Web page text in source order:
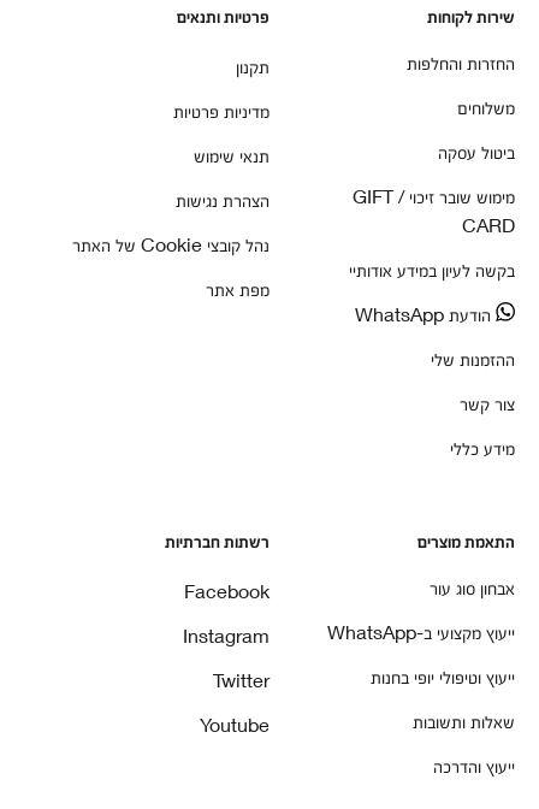
שירות לקוחות
החזרות והחלפות
משלוחים
ביטול עסקה
מימוש שובר זיכוי / GIFT
CARD
בקשה לעיון במידע אודותיי
הודעת WhatsApp
ההזמנות שלי
צור קשר
מידע כללי
פרטיות ותנאים
תקנון
מדיניות פרטיות
תנאי שימוש
הצהרת נגישות
נהל קובצי Cookie של האתר
מפת אתר
התאמת מוצרים
אבחון סוג עור
ייעוץ מקצועי ב-WhatsApp
ייעוץ וטיפולי יופי בחנות
שאלות ותשובות
ייעוץ והדרכה
רשתות חברתיות
Facebook
Instagram
Twitter
Youtube